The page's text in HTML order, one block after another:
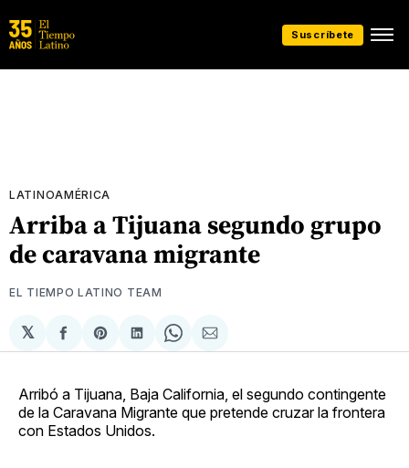
Suscríbete
LATINOAMÉRICA
Arriba a Tijuana segundo grupo
de caravana migrante
EL TIEMPO LATINO TEAM
𝕏
Compartir
en
Share
on
Compartir
en
Share
on
Compartir
via
Arribó a Tijuana, Baja California, el segundo contingente
de la Caravana Migrante que pretende cruzar la frontera
con Estados Unidos.